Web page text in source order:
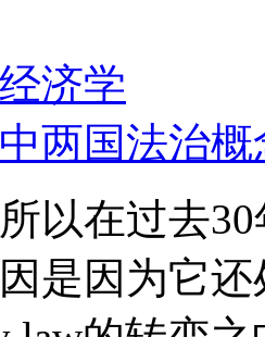
济学
两国法治概
以在过去
是因为它